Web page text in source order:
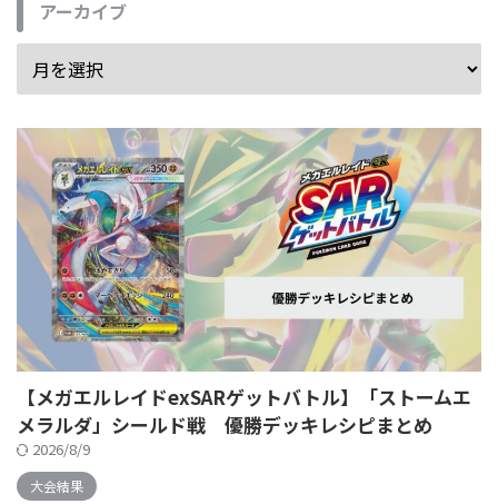
アーカイブ
【メガエルレイドexSARゲットバトル】「ストームエ
メラルダ」シールド戦 優勝デッキレシピまとめ
2026/8/9
大会結果